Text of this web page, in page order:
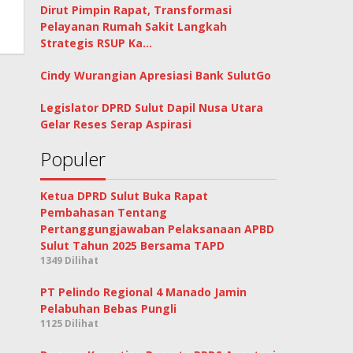
Dirut Pimpin Rapat, Transformasi
Pelayanan Rumah Sakit Langkah
Strategis RSUP Ka…
Cindy Wurangian Apresiasi Bank SulutGo
Legislator DPRD Sulut Dapil Nusa Utara
Gelar Reses Serap Aspirasi
Populer
Ketua DPRD Sulut Buka Rapat
Pembahasan Tentang
Pertanggungjawaban Pelaksanaan APBD
Sulut Tahun 2025 Bersama TAPD
1349 Dilihat
PT Pelindo Regional 4 Manado Jamin
Pelabuhan Bebas Pungli
1125 Dilihat